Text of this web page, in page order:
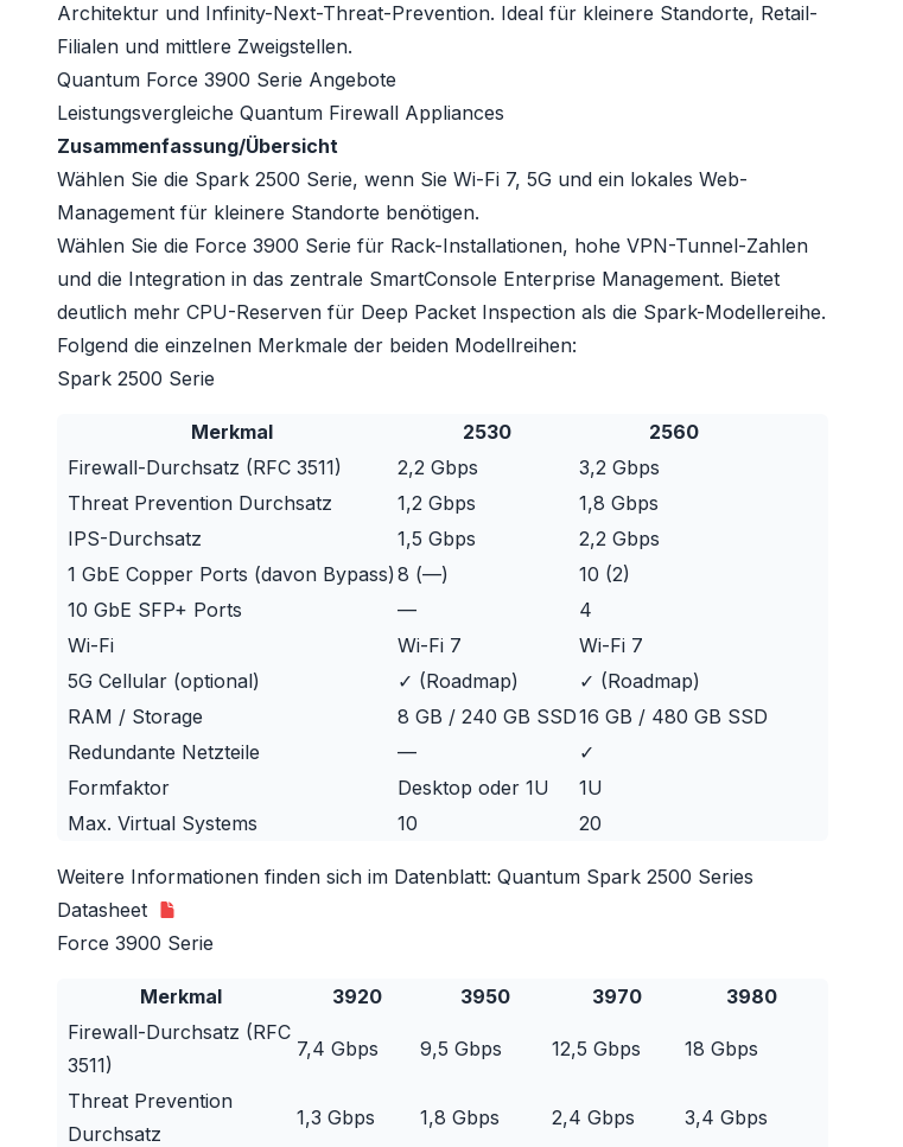
Architektur und Infinity-Next-Threat-Prevention. Ideal für kleinere Standorte, Retail-
Filialen und mittlere Zweigstellen.
Quantum Force 3900 Serie Angebote
Leistungsvergleiche Quantum Firewall Appliances
Zusammenfassung/Übersicht
Wählen Sie die Spark 2500 Serie, wenn Sie Wi-Fi 7, 5G und ein lokales Web-
Management für kleinere Standorte benötigen.
Wählen Sie die Force 3900 Serie für Rack-Installationen, hohe VPN-Tunnel-Zahlen
und die Integration in das zentrale SmartConsole Enterprise Management. Bietet
deutlich mehr CPU-Reserven für Deep Packet Inspection als die Spark-Modellereihe.
Folgend die einzelnen Merkmale der beiden Modellreihen:
Spark 2500 Serie
Merkmal 2530
2560
Firewall-Durchsatz (RFC 3511)
2,2 Gbps
3,2 Gbps
Threat Prevention Durchsatz
1,2 Gbps
1,8 Gbps
IPS-Durchsatz
1,5 Gbps
2,2 Gbps
1 GbE Copper Ports (davon Bypass)8 (—)
10 (2)
10 GbE SFP+ Ports
—
4
Wi-Fi
Wi-Fi 7
Wi-Fi 7
5G Cellular (optional)
✓ (Roadmap)
✓ (Roadmap)
RAM / Storage
8 GB / 240 GB SSD16 GB / 480 GB SSD
Redundante Netzteile
—
✓
Formfaktor
Desktop oder 1U
1U
Max. Virtual Systems
10 20
Weitere Informationen finden sich im Datenblatt: Quantum Spark 2500 Series
Datasheet
Force 3900 Serie
Merkmal 3920 3950 3970
3980
Firewall-Durchsatz (RFC
3511)
7,4 Gbps 9,5 Gbps 12,5 Gbps 18 Gbps
Threat Prevention
Durchsatz
1,3 Gbps 1,8 Gbps 2,4 Gbps 3,4 Gbps